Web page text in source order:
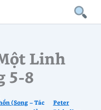
Linh
5-8
(Song – Tác
Peter